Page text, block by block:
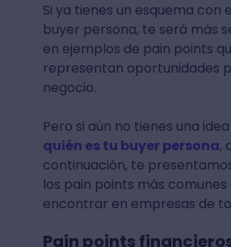
Si ya tienes un esquema con
buyer persona, te será más
en ejemplos de pain points
representan oportunidades
negocio.
Pero si aún no tienes una
quién es tu buyer persona,
continuación, te
los pain points más comunes
encontrar en empresas de
Pain points